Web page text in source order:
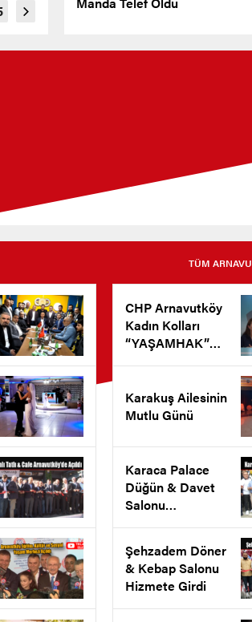
TÜM
CHP Arnavutköy
Kadın Kolları
“YAŞAMHAK”
Karakuş Ailesinin
Mutlu Günü
Karaca Palace
Düğün & Davet
Salonu
Şehzadem Döner
& Kebap Salonu
Hizmete Girdi